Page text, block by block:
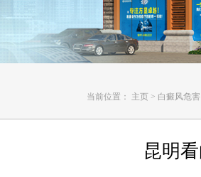
当前位置： 主页 > 白癜风危害
昆明